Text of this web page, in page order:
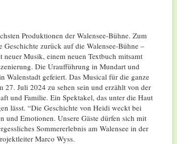
Produktionen der Walensee-Bühne. Zum
zurück auf die Walensee-Bühne –
Musik, einem neuen Textbuch mitsamt
Die Uraufführung in Mundart und
Walenstadt gefeiert. Das Musical für die ganze
27. Juli 2024 zu sehen sein und erzählt von der
und Familie. Ein Spektakel, das unter die Haut
lässt. “Die Geschichte von Heidi weckt bei
und Emotionen. Unsere Gäste dürfen sich mit
Sommererlebnis am Walensee in der
Marco Wyss.